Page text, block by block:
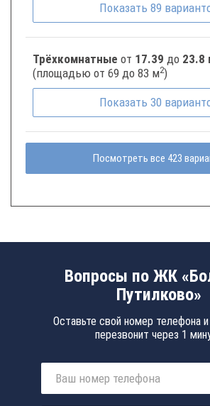
Показать 89
Трёхкомнатные от 17.39 до 23.8
(площадью от 69 до 83 м2)
Показать 30
Посмотреть все 423
Вопросы по ЖК
Путилково»
Оставьте свой номер телефона
перезвонит через 1